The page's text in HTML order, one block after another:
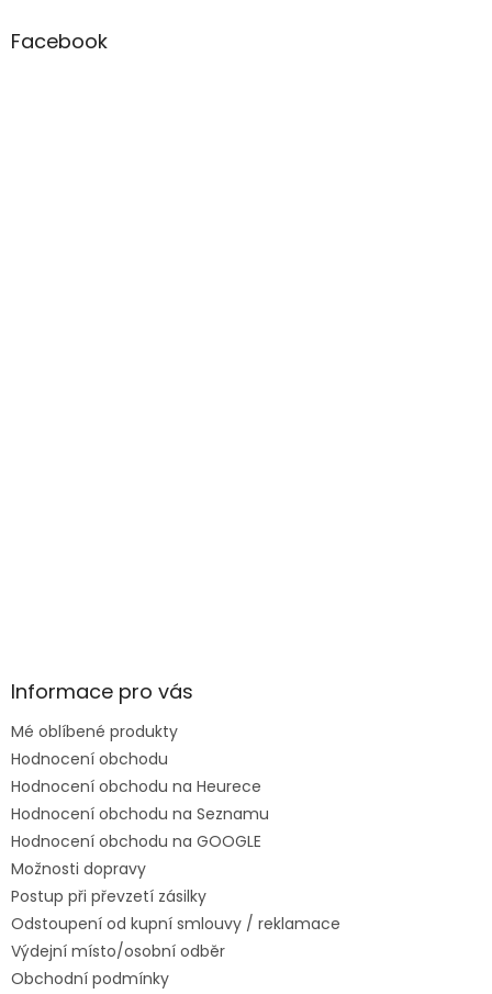
Facebook
Informace pro vás
Mé oblíbené produkty
Hodnocení obchodu
Hodnocení obchodu na Heurece
Hodnocení obchodu na Seznamu
Hodnocení obchodu na GOOGLE
Možnosti dopravy
Postup při převzetí zásilky
Odstoupení od kupní smlouvy / reklamace
Výdejní místo/osobní odběr
Obchodní podmínky